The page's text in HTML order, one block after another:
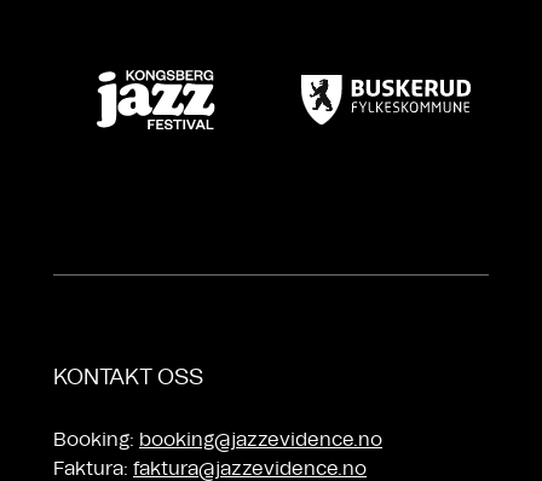
KONTAKT OSS
Booking: booking@jazzevidence.no
Faktura: faktura@jazzevidence.no